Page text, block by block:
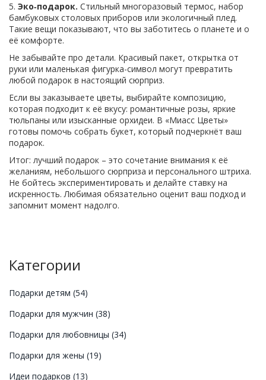
5. Эко‑подарок. Стильный многоразовый термос, набор
бамбуковых столовых приборов или экологичный плед.
Такие вещи показывают, что вы заботитесь о планете и о
её комфортe.
Не забывайте про детали. Красивый пакет, открытка от
руки или маленькая фигурка-символ могут превратить
любой подарок в настоящий сюрприз.
Если вы заказываете цветы, выбирайте композицию,
которая подходит к её вкусу: романтичные розы, яркие
тюльпаны или изысканные орхидеи. В «Миасс Цветы»
готовы помочь собрать букет, который подчеркнёт ваш
подарок.
Итог: лучший подарок – это сочетание внимания к её
желаниям, небольшого сюрприза и персонального штриха.
Не бойтесь экспериментировать и делайте ставку на
искренность. Любимая обязательно оценит ваш подход и
запомнит момент надолго.
Категории
Подарки детям (54)
Подарки для мужчин (38)
Подарки для любовницы (34)
Подарки для жены (19)
Идеи подарков (13)